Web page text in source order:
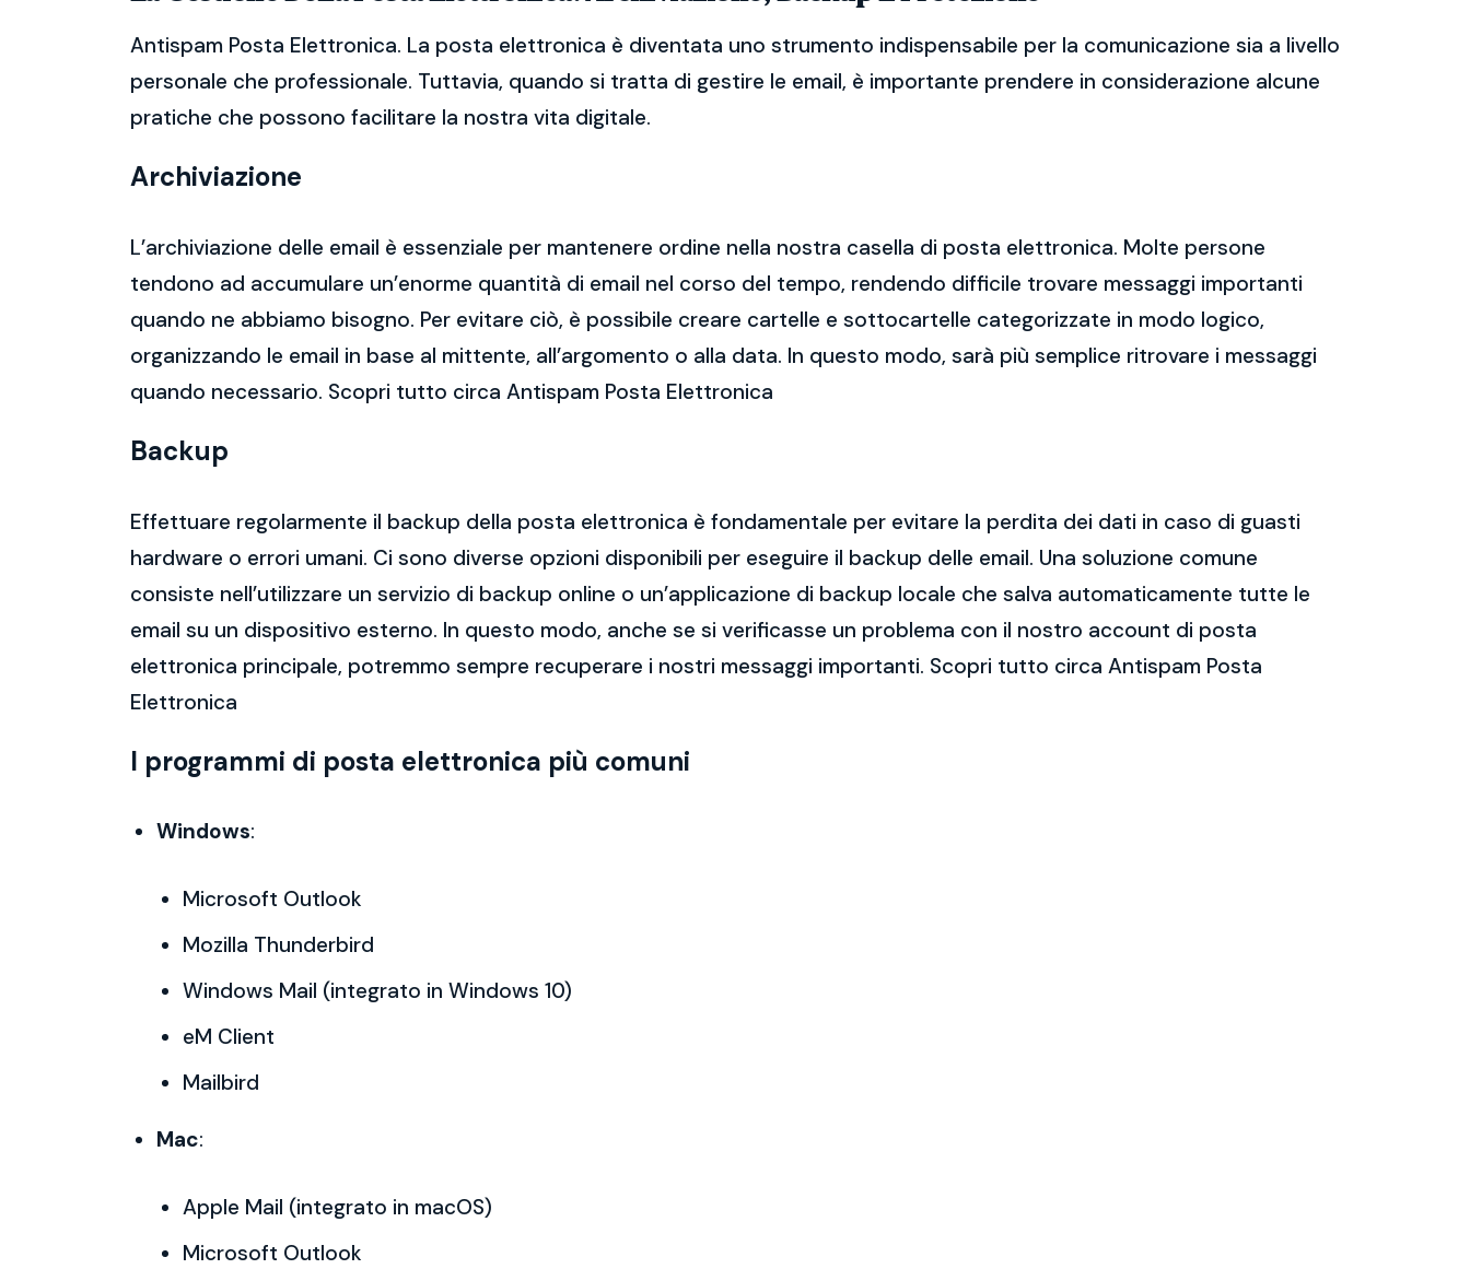
Antispam Posta Elettronica. La posta elettronica è diventata uno strumento indispensabile per la comunicazione sia a livello
personale che professionale. Tuttavia, quando si tratta di gestire le email, è importante prendere in considerazione alcune
pratiche che possono facilitare la nostra vita digitale.
Archiviazione
L’archiviazione delle email è essenziale per mantenere ordine nella nostra casella di posta elettronica. Molte persone
tendono ad accumulare un’enorme quantità di email nel corso del tempo, rendendo difficile trovare messaggi importanti
quando ne abbiamo bisogno. Per evitare ciò, è possibile creare cartelle e sottocartelle categorizzate in modo logico,
organizzando le email in base al mittente, all’argomento o alla data. In questo modo, sarà più semplice ritrovare i messaggi
quando necessario. Scopri tutto circa Antispam Posta Elettronica
Backup
Effettuare regolarmente il backup della posta elettronica è fondamentale per evitare la perdita dei dati in caso di guasti
hardware o errori umani. Ci sono diverse opzioni disponibili per eseguire il backup delle email. Una soluzione comune
consiste nell’utilizzare un servizio di backup online o un’applicazione di backup locale che salva automaticamente tutte le
email su un dispositivo esterno. In questo modo, anche se si verificasse un problema con il nostro account di posta
elettronica principale, potremmo sempre recuperare i nostri messaggi importanti. Scopri tutto circa Antispam Posta
Elettronica
I programmi di posta elettronica più comuni
Windows:
Microsoft Outlook
Mozilla Thunderbird
Windows Mail (integrato in Windows 10)
eM Client
Mailbird
Mac:
Apple Mail (integrato in macOS)
Microsoft Outlook